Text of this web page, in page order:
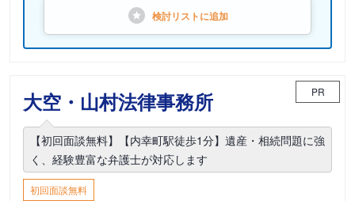
検討リストに追加
大空・山村法律事務所 PR
【初回面談無料】【内幸町駅徒歩1分】遺産・相続問題に強
く、経験豊富な弁護士が対応します
初回面談無料